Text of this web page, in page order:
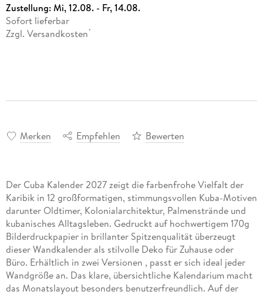
Zustellung:Mi, 12.08. - Fr, 14.08.
Sofort lieferbar
Zzgl. Versandkosten *
Merken Empfehlen Bewerten
Der Cuba Kalender 2027 zeigt die farbenfrohe Vielfalt der
Karibik in 12 großformatigen, stimmungsvollen Kuba-Motiven
darunter Oldtimer, Kolonialarchitektur, Palmenstrände und
kubanisches Alltagsleben. Gedruckt auf hochwertigem 170g
Bilderdruckpapier in brillanter Spitzenqualität überzeugt
dieser Wandkalender als stilvolle Deko für Zuhause oder
Büro. Erhältlich in zwei Versionen , passt er sich ideal jeder
Wandgröße an. Das klare, übersichtliche Kalendarium macht
das Monatslayout besonders benutzerfreundlich. Auf der